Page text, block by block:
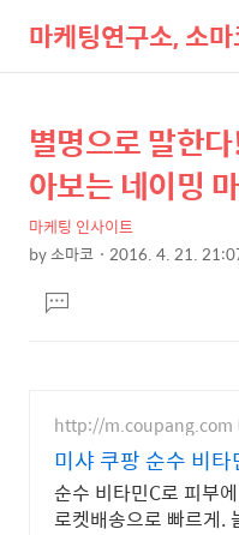
마케팅연구소, 소
상
세
텐
본
문
제
목
별명으로 말한
아보는 네이밍
마케팅 인사이트
by소마코 2016. 4. 21.
문댓
글
http://m.coupang.com
미샤 쿠팡 순수 비타
순수 비타민C로 피부
로켓배송으로 빠르게.